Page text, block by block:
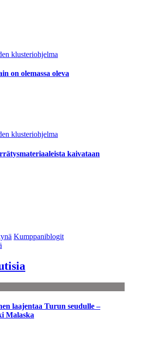
klusteriohjelma
on olemassa oleva
klusteriohjelma
kaivataan
Kumppaniblogit
laajentaa Turun seudulle –
Malaska